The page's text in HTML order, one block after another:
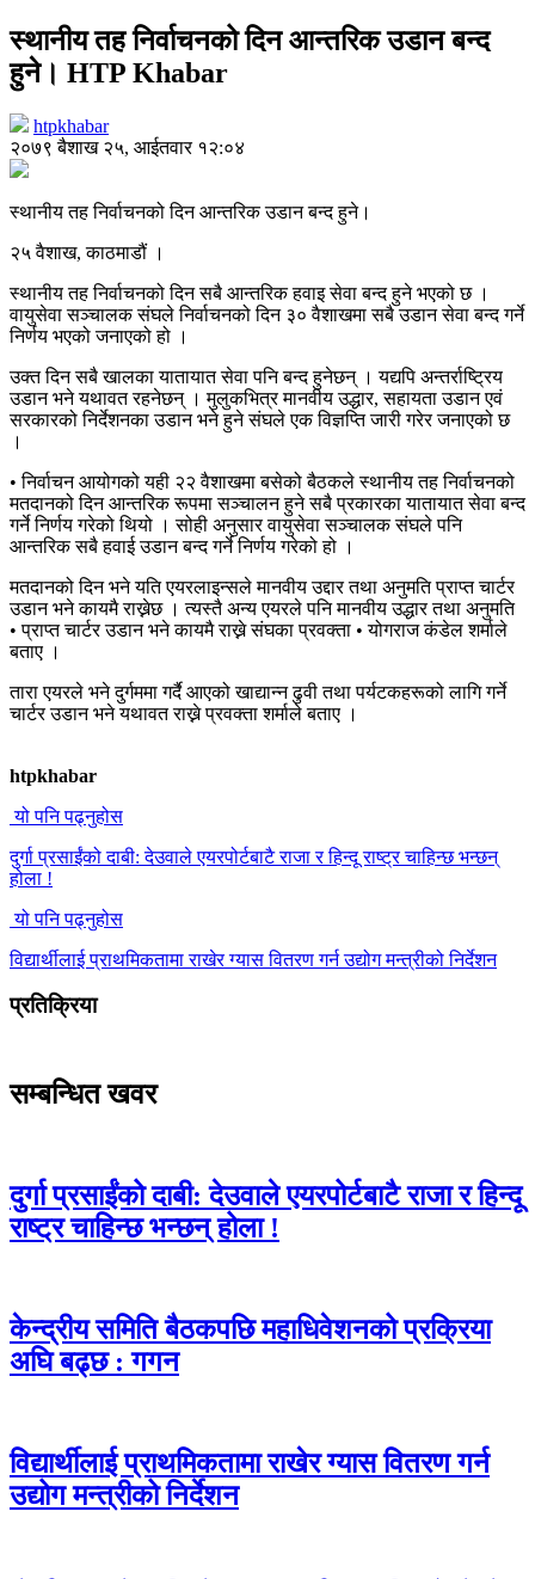
स्थानीय तह निर्वाचनको दिन आन्तरिक उडान बन्द
हुने। HTP Khabar
htpkhabar
२०७९ बैशाख २५, आईतवार १२:०४
स्थानीय तह निर्वाचनको दिन आन्तरिक उडान बन्द हुने।
२५ वैशाख, काठमाडौं ।
स्थानीय तह निर्वाचनको दिन सबै आन्तरिक हवाइ सेवा बन्द हुने भएको छ ।
वायुसेवा सञ्चालक संघले निर्वाचनको दिन ३० वैशाखमा सबै उडान सेवा बन्द गर्ने
निर्णय भएको जनाएको हो ।
उक्त दिन सबै खालका यातायात सेवा पनि बन्द हुनेछन् । यद्यपि अन्तर्राष्ट्रिय
उडान भने यथावत रहनेछन् । मुलुकभित्र मानवीय उद्धार, सहायता उडान एवं
सरकारको निर्देशनका उडान भने हुने संघले एक विज्ञप्ति जारी गरेर जनाएको छ
।
• निर्वाचन आयोगको यही २२ वैशाखमा बसेको बैठकले स्थानीय तह निर्वाचनको
मतदानको दिन आन्तरिक रूपमा सञ्चालन हुने सबै प्रकारका यातायात सेवा बन्द
गर्ने निर्णय गरेको थियो । सोही अनुसार वायुसेवा सञ्चालक संघले पनि
आन्तरिक सबै हवाई उडान बन्द गर्ने निर्णय गरेको हो ।
मतदानको दिन भने यति एयरलाइन्सले मानवीय उद्दार तथा अनुमति प्राप्त चार्टर
उडान भने कायमै राख्नेछ । त्यस्तै अन्य एयरले पनि मानवीय उद्धार तथा अनुमति
• प्राप्त चार्टर उडान भने कायमै राख्ने संघका प्रवक्ता • योगराज कंडेल शर्माले
बताए ।
तारा एयरले भने दुर्गममा गर्दै आएको खाद्यान्न ढुवी तथा पर्यटकहरूको लागि गर्ने
चार्टर उडान भने यथावत राख्ने प्रवक्ता शर्माले बताए ।
htpkhabar
यो पनि पढ्नुहोस
दुर्गा प्रसाईंको दाबी: देउवाले एयरपोर्टबाटै राजा र हिन्दू राष्ट्र चाहिन्छ भन्छन्
होला !
यो पनि पढ्नुहोस
विद्यार्थीलाई प्राथमिकतामा राखेर ग्यास वितरण गर्न उद्योग मन्त्रीको निर्देशन
प्रतिक्रिया
सम्बन्धित खवर
दुर्गा प्रसाईंको दाबी: देउवाले एयरपोर्टबाटै राजा र हिन्दू
राष्ट्र चाहिन्छ भन्छन् होला !
केन्द्रीय समिति बैठकपछि महाधिवेशनको प्रक्रिया
अघि बढ्छ : गगन
विद्यार्थीलाई प्राथमिकतामा राखेर ग्यास वितरण गर्न
उद्योग मन्त्रीको निर्देशन